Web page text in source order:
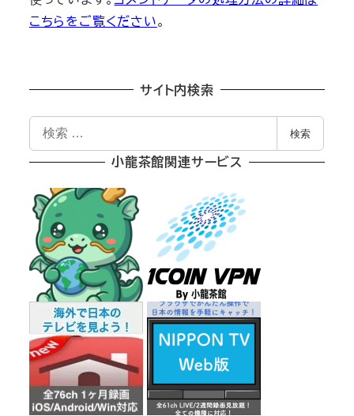
こちらをご覧ください。
サイト内検索
索
検索
小龍茶館関連サービス